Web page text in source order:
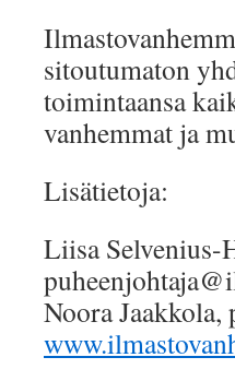
sitoutumaton
toimintaansa
vanhemmat ja
Lisätietoja:
Liisa Selvenius-
Noora Jaakkola,